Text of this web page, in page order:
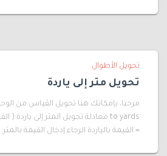
تحويل الأطوال
تحويل متر إلى ياردة
= القيمة بالياردة الرجاء إدخال القيمة بالمتر: